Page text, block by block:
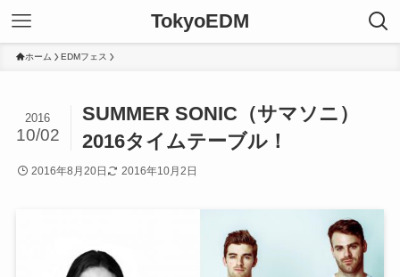
TokyoEDM
ホーム EDMフェス
SUMMER SONIC（サマソニ）
2016タイムテーブル！
2016
10/02
2016年8月20日 2016年10月2日